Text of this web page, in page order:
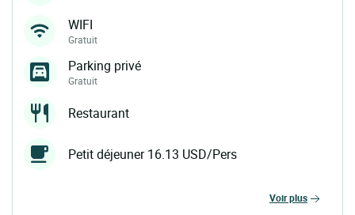
WIFI
Gratuit
Parking privé
Gratuit
Restaurant
Petit déjeuner 16.13 USD/Pers
voir plus